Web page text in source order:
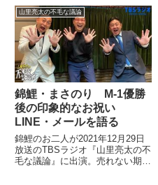
言うようになったきっかけを話し
ていました。
山里亮太の不毛な議論
錦鯉・まさのり M-1優勝
後の印象的なお祝い
LINE・メールを語る
錦鯉のお二人が2021年12月29日
放送のTBSラジオ『山里亮太の不
毛な議論』に出演。売れない期間